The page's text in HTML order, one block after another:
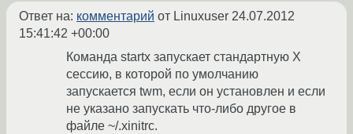
Ответ на: комментарий от Linuxuser 24.07.2012
15:41:42 +00:00
Команда startx запускает стандартную X
сессию, в которой по умолчанию
запускается twm, если он установлен и если
не указано запускать что-либо другое в
файле ~/.xinitrc.